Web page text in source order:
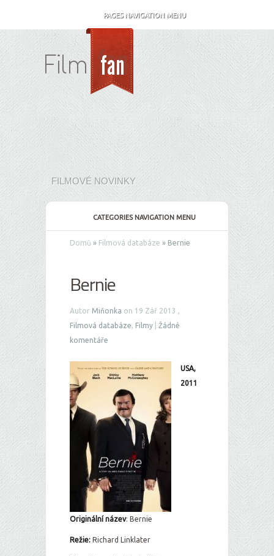
PAGES NAVIGATION MENU
FILMOVÉ NOVINKY
CATEGORIES NAVIGATION MENU
Domů » Filmová databáze » Bernie
Bernie
Autor Miňonka on 19 Zář 2013 ,
Filmová databáze, Filmy
Žádné
komentáře
USA,
2011
Originální název: Bernie
Režie: Richard Linklater